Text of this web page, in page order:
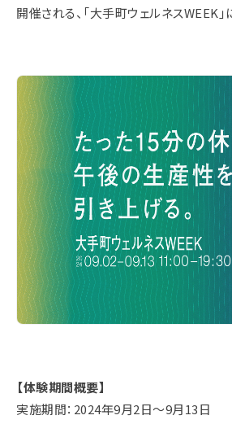
開催される、「大手町ウェルネスWEEK」
【体験期間概要】
実施期間：2024年9月2日〜9月13日